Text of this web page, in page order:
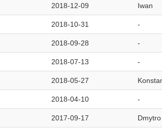
2018-12-09 Iwan
2018-10-31 -
2018-09-28 -
2018-07-13 -
2018-05-27
2018-04-10 -
2017-09-17 Dmytro